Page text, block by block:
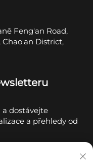
Feng'an Road,
District,
dostávejte
a přehledy od